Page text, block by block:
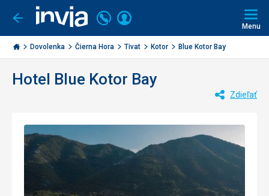
Ísť
späť
Invia.sk
Volajte
+421
2
3221
Prihlásiť
Menu
Dovolenka Čierna Hora Tivat Kotor Blue Kotor Bay
Hotel Blue Kotor Bay
Zdieľať